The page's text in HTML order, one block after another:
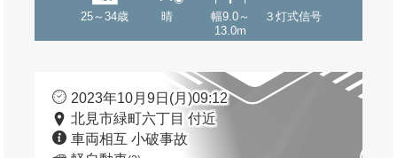
25～34歳 晴
幅9.0～
13.0m
３灯式信号
2023年10月9日(月)09:12
北見市緑町六丁目 付近
車両相互 小破事故